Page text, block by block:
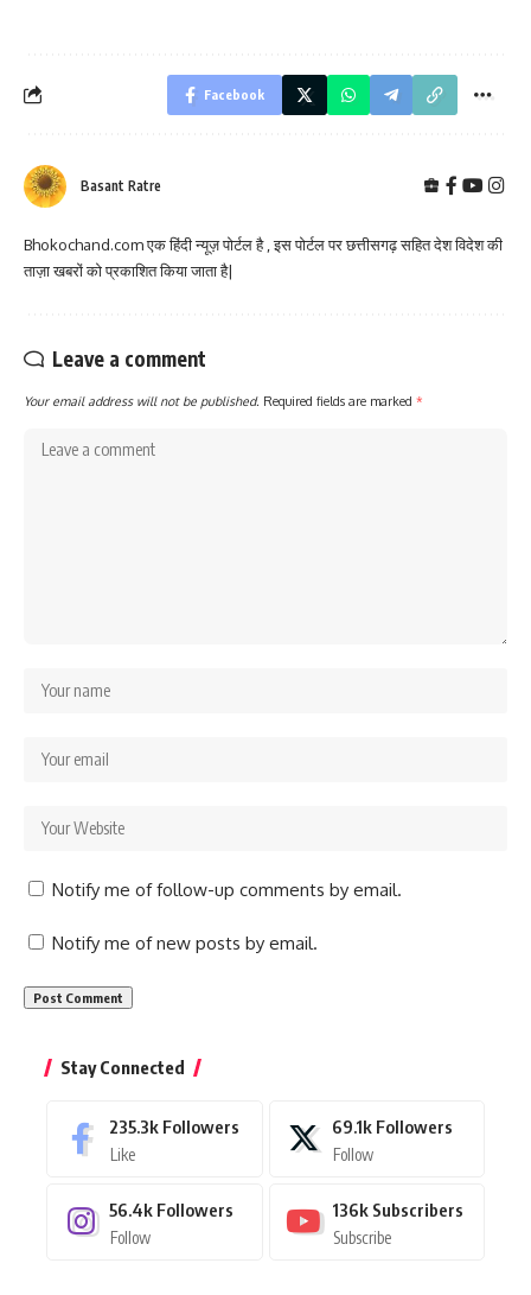
Facebook
Basant Ratre
Bhokochand.com एक हिंदी न्यूज़ पोर्टल है , इस पोर्टल पर छत्तीसगढ़ सहित देश विदेश की
ताज़ा खबरों को प्रकाशित किया जाता है|
Leave a comment
Your email address will not be published. Required fields are marked *
Notify me of follow-up comments by email.
Notify me of new posts by email.
Stay Connected
235.3k Followers
Like
69.1k Followers
Follow
56.4k Followers
Follow
136k Subscribers
Subscribe